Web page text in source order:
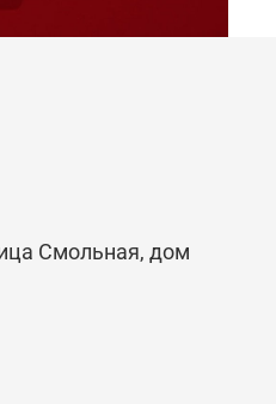
Смольная, дом